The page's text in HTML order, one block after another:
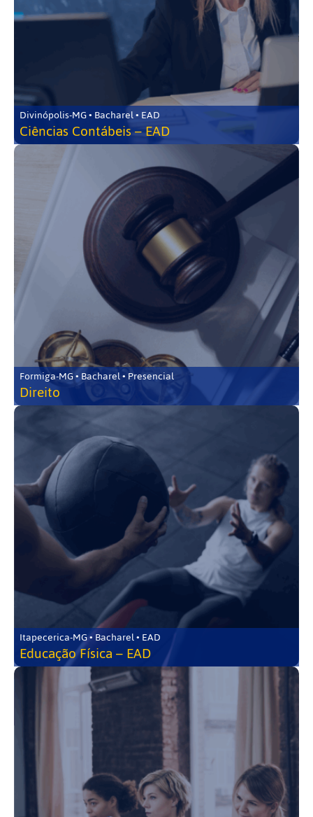
Divinópolis-MG • Bacharel • EAD
Ciências Contábeis – EAD
Formiga-MG • Bacharel • Presencial
Direito
Itapecerica-MG • Bacharel • EAD
Educação Física – EAD